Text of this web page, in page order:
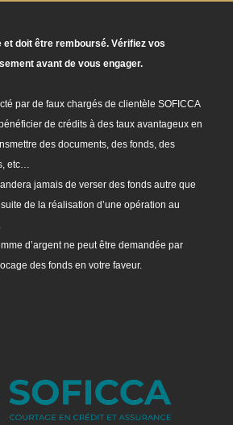
et doit être remboursé. Vérifiez vos
avant de vous engager.
par de faux chargés de clientèle SOFICCA
de crédits à des taux avantageux en
des documents, des fonds, des
etc…
jamais de verser des fonds autre que
de la réalisation d’une opération au
d’argent ne peut être demandée par
des fonds en votre faveur.